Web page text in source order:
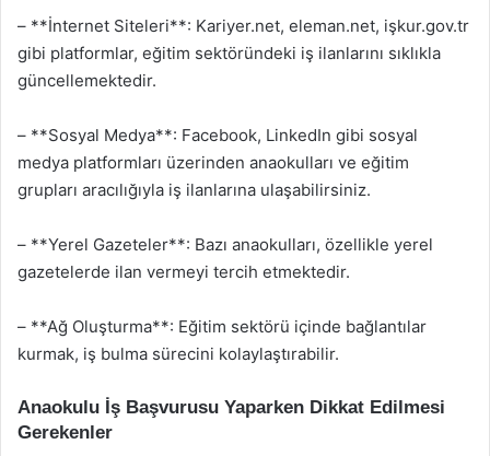
– **İnternet Siteleri**: Kariyer.net, eleman.net, işkur.gov.tr
gibi platformlar, eğitim sektöründeki iş ilanlarını sıklıkla
güncellemektedir.
– **Sosyal Medya**: Facebook, LinkedIn gibi sosyal
medya platformları üzerinden anaokulları ve eğitim
grupları aracılığıyla iş ilanlarına ulaşabilirsiniz.
– **Yerel Gazeteler**: Bazı anaokulları, özellikle yerel
gazetelerde ilan vermeyi tercih etmektedir.
– **Ağ Oluşturma**: Eğitim sektörü içinde bağlantılar
kurmak, iş bulma sürecini kolaylaştırabilir.
Anaokulu İş Başvurusu Yaparken Dikkat Edilmesi
Gerekenler